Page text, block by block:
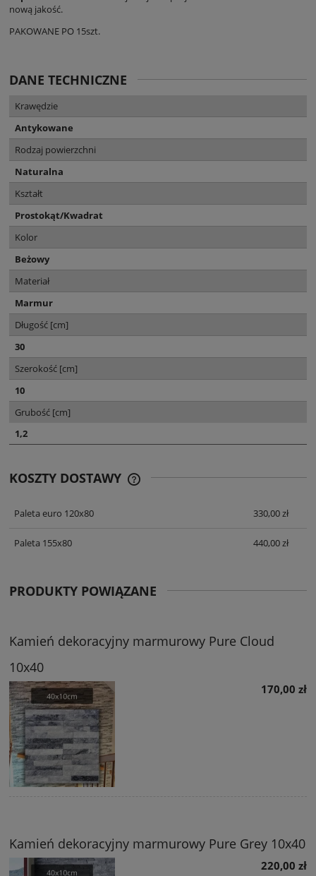
nową jakość.
PAKOWANE PO 15szt.
DANE TECHNICZNE
Krawędzie
Antykowane
Rodzaj powierzchni
Naturalna
Kształt
Prostokąt/Kwadrat
Kolor
Beżowy
Materiał
Marmur
Długość [cm]
30
Szerokość [cm]
10
Grubość [cm]
1,2
KOSZTY DOSTAWY
Paleta euro 120x80
330,00 zł
Paleta 155x80 440,00 zł
PRODUKTY POWIĄZANE
Kamień dekoracyjny marmurowy Pure Cloud
10x40
170,00 zł
Kamień dekoracyjny marmurowy Pure Grey 10x40
220,00 zł